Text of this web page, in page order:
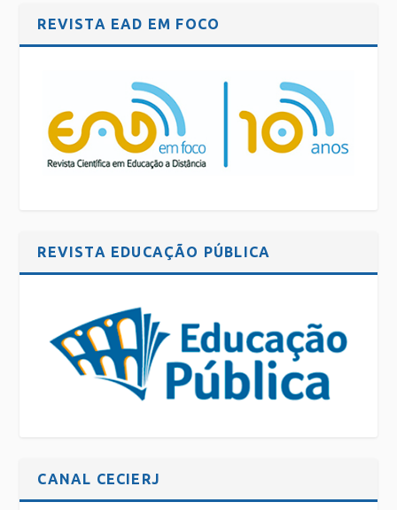
REVISTA EAD EM FOCO
REVISTA EDUCAÇÃO PÚBLICA
CANAL CECIERJ